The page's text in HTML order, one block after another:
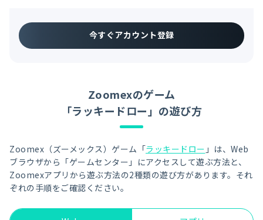
今すぐアカウント登録
Zoomexのゲーム
「ラッキードロー」の遊び方
Zoomex（ズーメックス）ゲーム「ラッキードロー 」は、Web
ブラウザから「ゲームセンター」にアクセスして遊ぶ方法と、
Zoomexアプリから遊ぶ方法の2種類の遊び方があります。それ
ぞれの手順をご確認ください。